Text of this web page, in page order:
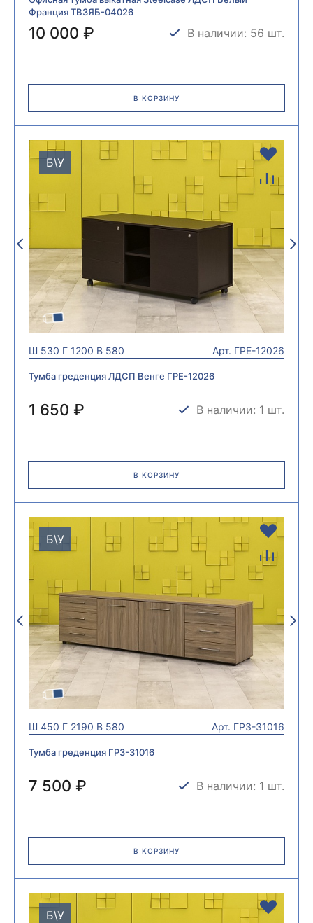
Франция ТВ3ЯБ-04026
10 000 ₽ В наличии: 56 шт.
В КОРЗИНУ
Б\У
Ш 530 Г 1200 В 580 Арт. ГРЕ-12026
Тумба греденция ЛДСП Венге ГРЕ-12026
1 650 ₽ В наличии: 1 шт.
В КОРЗИНУ
Б\У
Ш 450 Г 2190 В 580 Арт. ГРЗ-31016
Тумба греденция ГРЗ-31016
7 500 ₽ В наличии: 1 шт.
В КОРЗИНУ
Б\У